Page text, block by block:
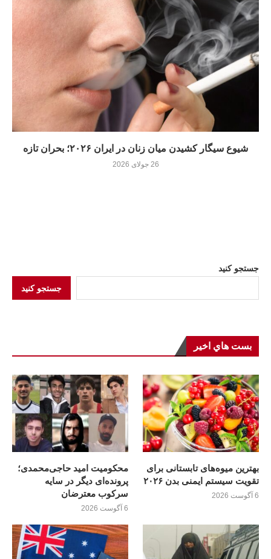
شیوع سیگار کشیدن میان زنان در ایران ۲۰۲۶؛ بحران تازه
26 جولای 2026
جستجو کنید
جستجو کنید
بست هاي اخير
بهترین میوه‌های تابستانی برای
تقویت سیستم ایمنی بدن ۲۰۲۶
6 آگوست 2026
محکومیت امید حاجی‌محمدی؛
پرونده‌ای دیگر در سایه
سرکوب معترضان
6 آگوست 2026